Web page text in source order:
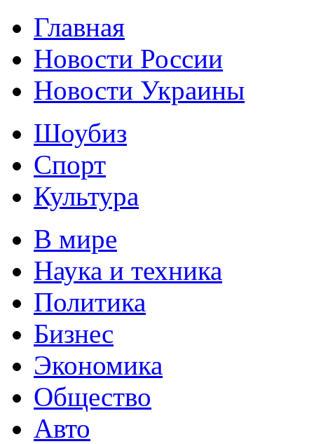
Главная
Новости России
Новости Украины
Шоубиз
Спорт
Культура
В мире
Наука и техника
Политика
Бизнес
Экономика
Общество
Авто